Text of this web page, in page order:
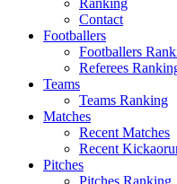
Ranking
Contact
Footballers
Footballers
Referees
Teams
Teams Ranking
Matches
Recent Matches
Recent
Pitches
Pitches Ranking